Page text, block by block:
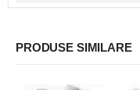
PRODUSE SIMILARE